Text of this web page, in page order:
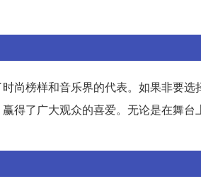
尚榜样和音乐界的代表。如果非要选
得了广大观众的喜爱。无论是在舞台